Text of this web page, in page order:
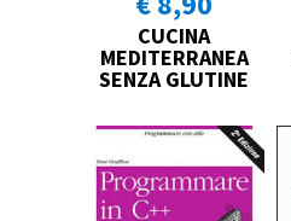
CUCINA
MEDITERRANEA
SENZA GLUTINE